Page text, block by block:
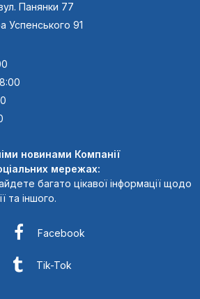
Панянки 77
Успенського 91
новинами Компанії
мережах:
багато цікавої інформації щодо
та іншого.
Facebook
Tik-Tok